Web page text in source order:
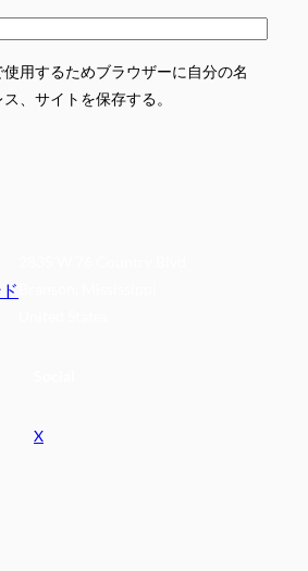
用するためブラウザーに自分の名
、サイトを保存する。
X